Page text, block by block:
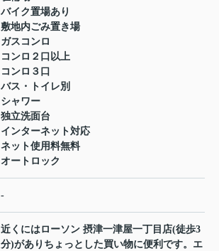
バイク置場あり
敷地内ごみ置き場
ガスコンロ
コンロ２口以上
コンロ３口
バス・トイレ別
シャワー
独立洗面台
インターネット対応
ネット使用料無料
オートロック
-
近くにはローソン 摂津一津屋一丁目店(徒歩3
分)がありちょっとした買い物に便利です。エ